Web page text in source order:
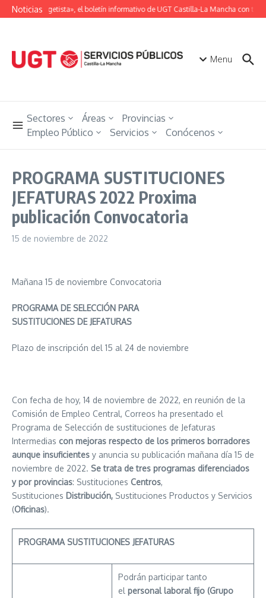
Saltar al contenido
Noticias
«Unión Ugetista», el boletín informativo de UGT Castilla-La Mancha con
Menu
Sectores Áreas
Provincias
Empleo Público
Servicios Conócenos
PROGRAMA SUSTITUCIONES
JEFATURAS 2022 Proxima
publicación Convocatoria
15 de noviembre de 2022
Mañana 15 de noviembre Convocatoria
PROGRAMA DE SELECCIÓN PARA
SUSTITUCIONES DE JEFATURAS
Plazo de inscripción del 15 al 24 de noviembre
Con fecha de hoy, 14 de noviembre de 2022, en reunión de la
Comisión de Empleo Central, Correos ha presentado el
Programa de Selección de sustituciones de Jefaturas
Intermedias con mejoras respecto de los primeros borradores
aunque insuficientes y anuncia su publicación mañana día 15 de
noviembre de 2022. Se trata de tres programas diferenciados
y por provincias: Sustituciones Centros,
Sustituciones Distribución, Sustituciones Productos y Servicios
(Oficinas).
PROGRAMA SUSTITUCIONES JEFATURAS
Podrán participar tanto
el personal laboral fijo (Grupo